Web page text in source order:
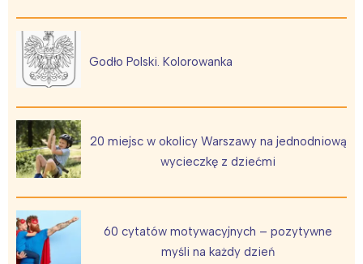
Godło Polski. Kolorowanka
20 miejsc w okolicy Warszawy na jednodniową
wycieczkę z dziećmi
60 cytatów motywacyjnych – pozytywne
myśli na każdy dzień